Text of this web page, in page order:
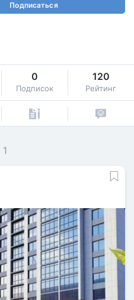
Подписаться
0
Подписок
120
Рейтинг
1